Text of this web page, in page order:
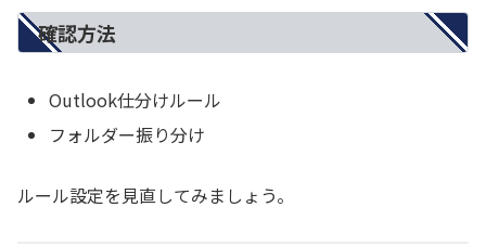
確認方法
Outlook仕分けルール
フォルダー振り分け
ルール設定を見直してみましょう。